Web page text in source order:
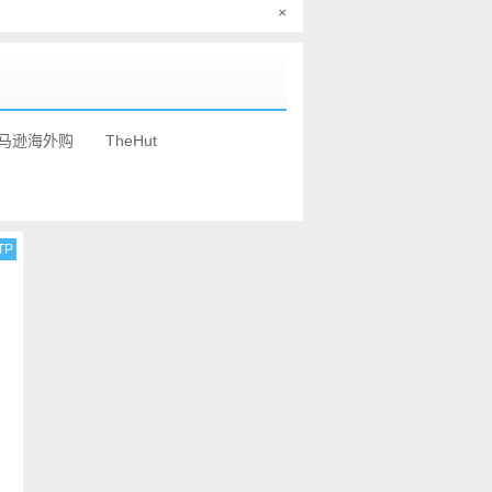
×
逊海外购 TheHut